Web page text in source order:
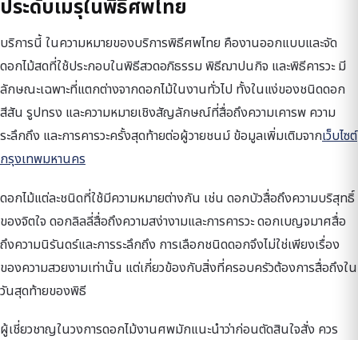
ประดับเมรุในพิธีศพไทย
บริการนี้ ในความหมายของบริการพิธีศพไทย คืองานออกแบบและจัด
ดอกไม้สดที่ใช้ประกอบในพิธีสวดอภิธรรม พิธีฌาปนกิจ และพิธีคารวะ มี
ลักษณะเฉพาะที่แตกต่างจากดอกไม้ในงานทั่วไป ทั้งในแง่ของชนิดดอก
สีสัน รูปทรง และความหมายเชิงสัญลักษณ์ที่สื่อถึงความเคารพ ความ
ระลึกถึง และการคารวะครั้งสุดท้ายต่อผู้วายชนม์ ข้อมูลเพิ่มเติมจากเว็บไซต์
กรุงเทพมหานคร
ดอกไม้แต่ละชนิดที่ใช้มีความหมายต่างกัน เช่น ดอกบัวสื่อถึงความบริสุทธิ์
ของจิตใจ ดอกลิลลี่สื่อถึงความสง่างามและการคารวะ ดอกเบญจมาศสื่อ
ถึงความนิรันดร์และการระลึกถึง การเลือกชนิดดอกจึงไม่ใช่เพียงเรื่อง
ของความสวยงามเท่านั้น แต่เกี่ยวข้องกับสิ่งที่ครอบครัวต้องการสื่อถึงใน
วันสุดท้ายของพิธี
ผู้เชี่ยวชาญในวงการดอกไม้งานศพมักแนะนำว่าก่อนตัดสินใจสั่ง ควร